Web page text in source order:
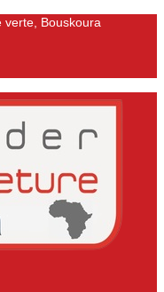
verte, Bouskoura